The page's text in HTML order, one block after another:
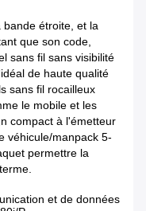
bande étroite, et la
que son code,
sans fil sans visibilité
de haute qualité
sans fil rocailleux
le mobile et les
compact à l'émetteur
véhicule/manpack 5-
permettre la
et de données